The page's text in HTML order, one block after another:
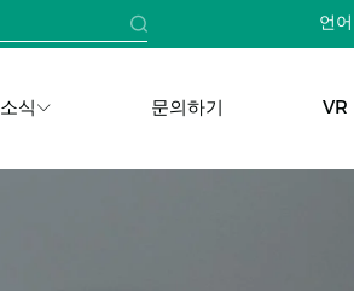
언어
소식 문의하기 VR